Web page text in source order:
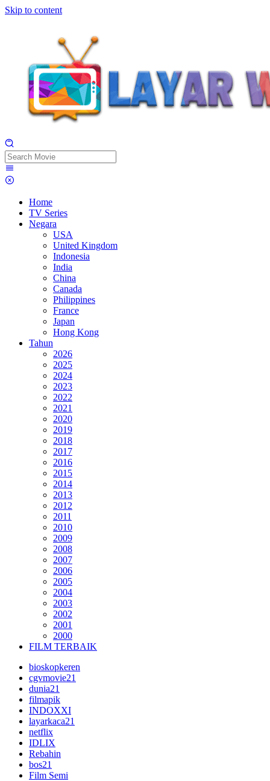
Skip to content
Home
TV Series
Negara
USA
United Kingdom
Indonesia
India
China
Canada
Philippines
France
Japan
Hong Kong
Tahun
2026
2025
2024
2023
2022
2021
2020
2019
2018
2017
2016
2015
2014
2013
2012
2011
2010
2009
2008
2007
2006
2005
2004
2003
2002
2001
2000
FILM TERBAIK
bioskopkeren
cgvmovie21
dunia21
filmapik
INDOXXI
layarkaca21
netflix
IDLIX
Rebahin
bos21
Film Semi